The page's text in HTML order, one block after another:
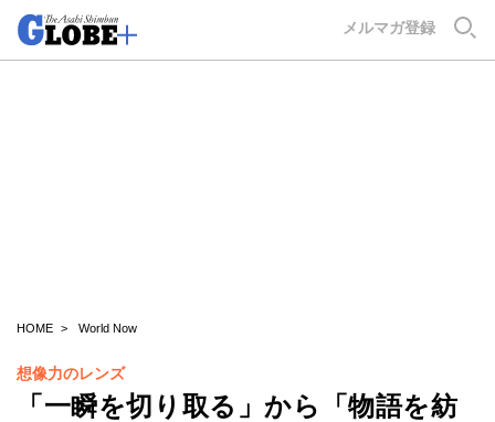
メルマガ登録
HOME World Now
想像力のレンズ
「一瞬を切り取る」から「物語を紡